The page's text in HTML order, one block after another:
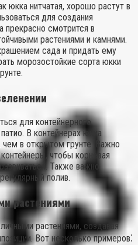
юкка нитчатая, хорошо растут в
для создания
смотрится в
растениями и камнями.
сада и придать ему
морозостойкие сорта юкки
для контейнерного
В контейнерах юкка
в открытом грунте. Важно
чтобы корневая
Также важно
полив.
растениями
растениями, создавая
Вот несколько примеров⁚